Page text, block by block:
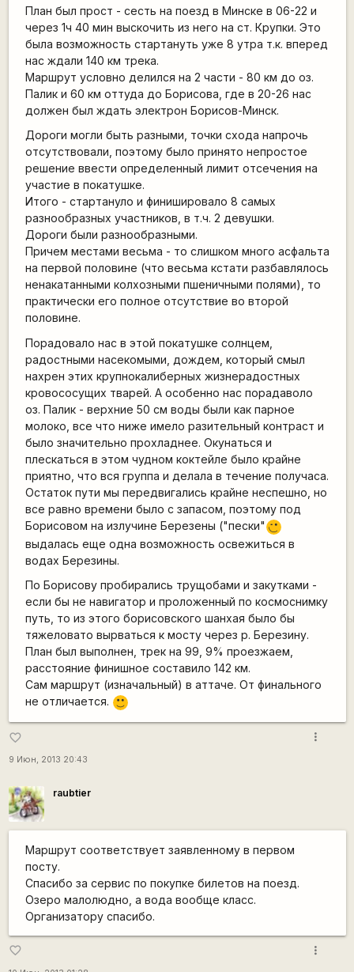
План был прост - сесть на поезд в Минске в 06-22 и
через 1ч 40 мин выскочить из него на ст. Крупки. Это
была возможность стартануть уже 8 утра т.к. вперед
нас ждали 140 км трека.
Маршрут условно делился на 2 части - 80 км до оз.
Палик и 60 км оттуда до Борисова, где в 20-26 нас
должен был ждать электрон Борисов-Минск.
Дороги могли быть разными, точки схода напрочь
отсутствовали, поэтому было принято непростое
решение ввести определенный лимит отсечения на
участие в покатушке.
Итого - стартануло и финишировало 8 самых
разнообразных участников, в т.ч. 2 девушки.
Дороги были разнообразными.
Причем местами весьма - то слишком много асфальта
на первой половине (что весьма кстати разбавлялось
ненакатанными колхозными пшеничными полями), то
практически его полное отсутствие во второй
половине.
Порадовало нас в этой покатушке солнцем,
радостными насекомыми, дождем, который смыл
нахрен этих крупнокалиберных жизнерадостных
кровососущих тварей. А особенно нас порадаволо
оз. Палик - верхние 50 см воды были как парное
молоко, все что ниже имело разительный контраст и
было значительно прохладнее. Окунаться и
плескаться в этом чудном коктейле было крайне
приятно, что вся группа и делала в течение получаса.
Остаток пути мы передвигались крайне неспешно, но
все равно времени было с запасом, поэтому под
Борисовом на излучине Березены ("пески" ;)
выдалась еще одна возможность освежиться в
водах Березины.
По Борисову пробирались трущобами и закутками -
если бы не навигатор и проложенный по космоснимку
путь, то из этого борисовского шанхая было бы
тяжеловато вырваться к мосту через р. Березину.
План был выполнен, трек на 99, 9% проезжаем,
расстояние финишное составило 142 км.
Сам маршрут (изначальный) в аттаче. От финального
не отличается.
:)
favorite_border
9 Июн, 2013 20:43
more_vert
raubtier
Маршрут соответствует заявленному в первом
посту.
Спасибо за сервис по покупке билетов на поезд.
Озеро малолюдно, а вода вообще класс.
Организатору спасибо.
favorite_border more_vert